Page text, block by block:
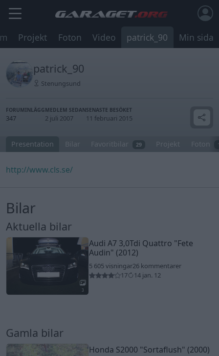
Projekt Foton Video patrick_90 Min sida
patrick_90
Stenungsund
FORUMINLÄGG
347
MEDLEM SEDAN
2 juli 2007
SENASTE BESÖKET
11 februari 2015
Presentation Bilar Favoritbilar 29 Projekt Foton
http://www.cls.se/
Bilar
Aktuella bilar
3
Audi A7 3,0Tdi Quattro "Fete
Audin" (2012)
5 605 visningar26 kommentarer
17
14 jan. 12
Gamla bilar
Honda S2000 "Sortaflush" (2000)